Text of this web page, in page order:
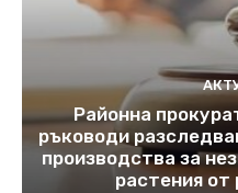
Районна
ръководи
производства за
растения от